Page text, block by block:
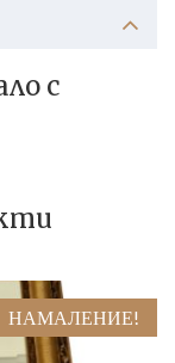
с
НАМАЛЕНИЕ!